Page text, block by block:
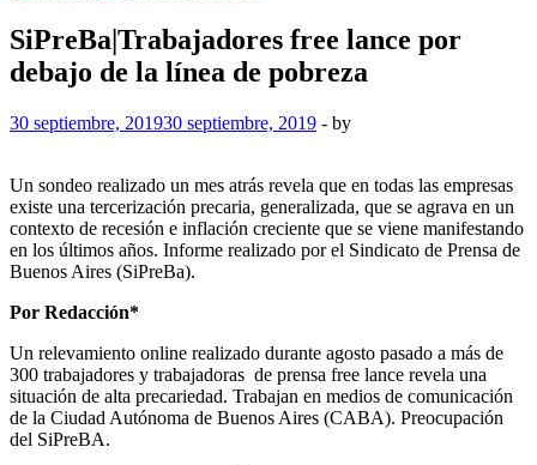
SiPreBa|Trabajadores free lance por
debajo de la línea de pobreza
30 septiembre, 201930 septiembre, 2019 - by
Un sondeo realizado un mes atrás revela que en todas las empresas
existe una tercerización precaria, generalizada, que se agrava en un
contexto de recesión e inflación creciente que se viene manifestando
en los últimos años. Informe realizado por el Sindicato de Prensa de
Buenos Aires (SiPreBa).
Por Redacción*
Un relevamiento online realizado durante agosto pasado a más de
300 trabajadores y trabajadoras de prensa free lance revela una
situación de alta precariedad. Trabajan en medios de comunicación
de la Ciudad Autónoma de Buenos Aires (CABA). Preocupación
del SiPreBA.